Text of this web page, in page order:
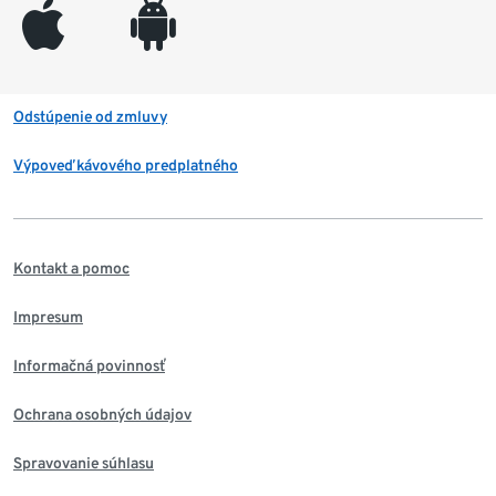
appleinc android
Odstúpenie od zmluvy
Výpoveď kávového predplatného
Kontakt a pomoc
Impresum
Informačná povinnosť
Ochrana osobných údajov
Spravovanie súhlasu